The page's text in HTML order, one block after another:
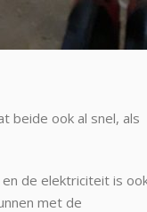
beide ook al snel, als
de elektriciteit is
met de